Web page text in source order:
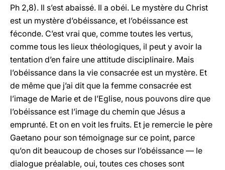
Ph 2,8). Il s’est abaissé. Il a obéi. Le mystère du Christ
est un mystère d’obéissance, et l’obéissance est
féconde. C’est vrai que, comme toutes les vertus,
comme tous les lieux théologiques, il peut y avoir la
tentation d’en faire une attitude disciplinaire. Mais
l’obéissance dans la vie consacrée est un mystère. Et
de même que j’ai dit que la femme consacrée est
l’image de Marie et de l’Eglise, nous pouvons dire que
l’obéissance est l’image du chemin que Jésus a
emprunté. Et on en voit les fruits. Et je remercie le père
Gaetano pour son témoignage sur ce point, parce
qu’on dit beaucoup de choses sur l’obéissance — le
dialogue préalable, oui, toutes ces choses sont